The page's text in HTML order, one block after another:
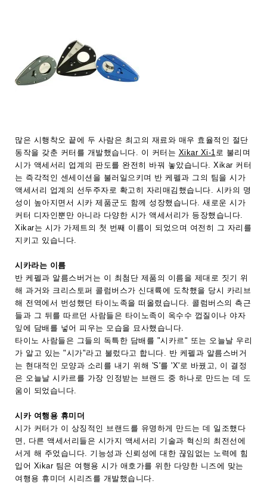
많은 시행착오 끝에 두 사람은 최고의 재료와 매우 효율적인 절단
동작을 갖춘 커터를 개발했습니다. 이 커터는 Xikar Xi-1로 불리며
시가 액세서리 업계의 판도를 완전히 바꿔 놓았습니다. Xikar 커터
는 즉각적인 센세이션을 불러일으키며 반 케펠과 그의 팀을 시가
액세서리 업계의 선두주자로 확고히 자리매김했습니다. 시카의 명
성이 높아지면서 시카 제품군도 함께 성장했습니다. 새로운 시가
커터 디자인뿐만 아니라 다양한 시가 액세서리가 등장했습니다.
Xikar는 시가 가제트의 첫 번째 이름이 되었으며 여전히 그 자리를
지키고 있습니다.
시카라는 이름
반 케펠과 알름스버거는 이 최첨단 제품의 이름을 제대로 짓기 위
해 과거와 크리스토퍼 콜럼버스가 신대륙에 도착했을 당시 카리브
해 전역에서 번성했던 타이노족을 떠올렸습니다. 콜럼버스의 측근
들과 그 뒤를 따르던 사람들은 타이노족이 옥수수 껍질이나 야자
잎에 담배를 넣어 피우는 모습을 묘사했습니다.
타이노 사람들은 그들의 독특한 담배를 "시카르" 또는 오늘날 우리
가 알고 있는 "시가"라고 불렀다고 합니다. 반 케펠과 알름스버거
는 현대적인 모양과 소리를 내기 위해 'S'를 'X'로 바꿨고, 이 결정
은 오늘날 시카르를 가장 인정받는 브랜드 중 하나로 만드는 데 도
움이 되었습니다.
시카 여행용 휴미더
시가 커터가 이 상징적인 브랜드를 유명하게 만드는 데 일조했다
면, 다른 액세서리들은 시가지 액세서리 기술과 혁신의 최전선에
서게 해 주었습니다. 기능성과 신뢰성에 대한 끊임없는 노력에 힘
입어 Xikar 팀은 여행용 시가 애호가를 위한 다양한 니즈에 맞는
여행용 휴미더 시리즈를 개발했습니다.